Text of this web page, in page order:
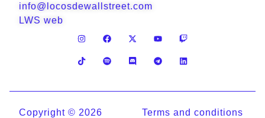
info@locosdewallstreet.com
LWS web
Copyright © 2026 Terms and conditions